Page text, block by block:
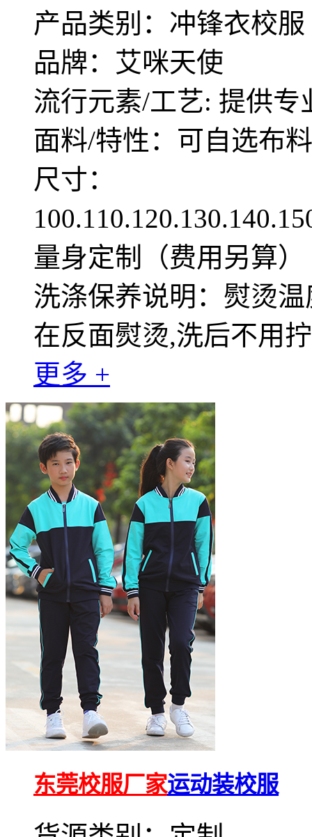
产品类别：冲锋衣校服
品牌：艾咪天使
流行元素/工艺: 提供专
面料/特性：可自选布料
尺寸：
量身定制（费用另算）
洗涤保养说明：熨烫
在反面熨烫,洗后不用
更多 +
东莞校服厂家运动装校服